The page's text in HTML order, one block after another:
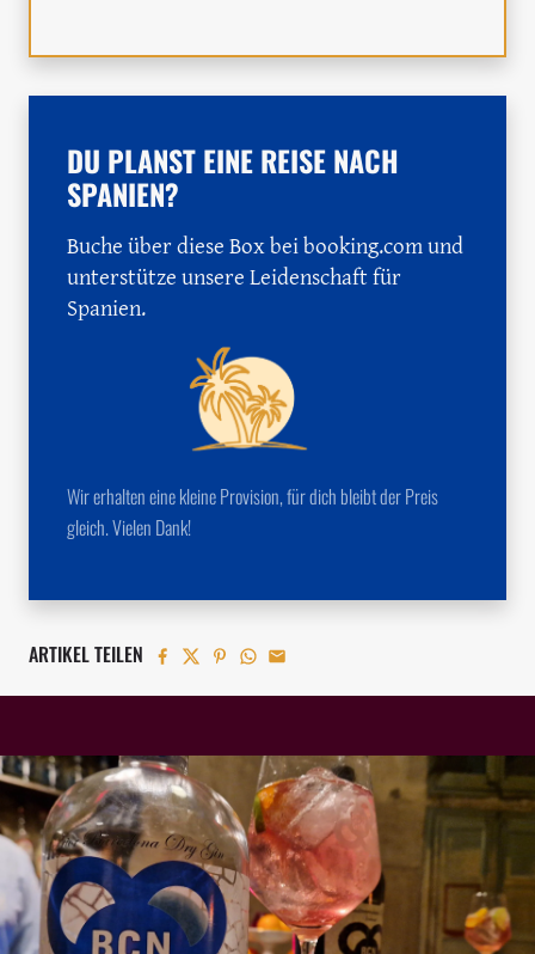
DU PLANST EINE REISE NACH
SPANIEN?
Buche über diese Box bei booking.com und
unterstütze unsere Leidenschaft für
Spanien.
Wir erhalten eine kleine Provision, für dich bleibt der Preis
gleich. Vielen Dank!
ARTIKEL TEILEN